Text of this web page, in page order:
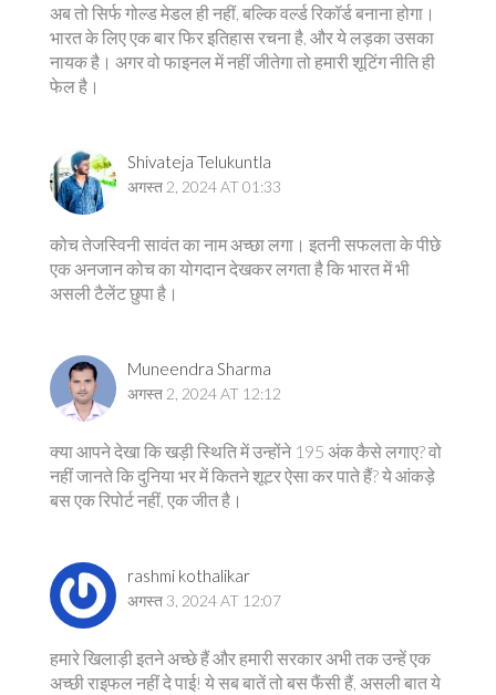
अब तो सिर्फ गोल्ड मेडल ही नहीं, बल्कि वर्ल्ड रिकॉर्ड बनाना होगा।
भारत के लिए एक बार फिर इतिहास रचना है, और ये लड़का उसका
नायक है। अगर वो फाइनल में नहीं जीतेगा तो हमारी शूटिंग नीति ही
फेल है।
Shivateja Telukuntla
अगस्त 2, 2024 AT 01:33
कोच तेजस्विनी सावंत का नाम अच्छा लगा। इतनी सफलता के पीछे
एक अनजान कोच का योगदान देखकर लगता है कि भारत में भी
असली टैलेंट छुपा है।
Muneendra Sharma
अगस्त 2, 2024 AT 12:12
क्या आपने देखा कि खड़ी स्थिति में उन्होंने 195 अंक कैसे लगाए? वो
नहीं जानते कि दुनिया भर में कितने शूटर ऐसा कर पाते हैं? ये आंकड़े
बस एक रिपोर्ट नहीं, एक जीत है।
rashmi kothalikar
अगस्त 3, 2024 AT 12:07
हमारे खिलाड़ी इतने अच्छे हैं और हमारी सरकार अभी तक उन्हें एक
अच्छी राइफल नहीं दे पाई! ये सब बातें तो बस फैंसी हैं, असली बात ये